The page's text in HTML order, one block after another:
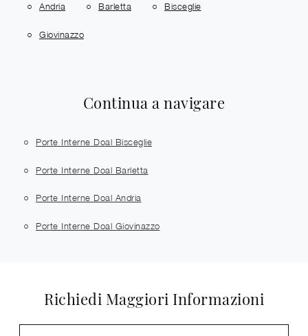
Andria Barletta Bisceglie
Giovinazzo
Continua a navigare
Porte Interne Doal Bisceglie
Porte Interne Doal Barletta
Porte Interne Doal Andria
Porte Interne Doal Giovinazzo
Richiedi Maggiori Informazioni